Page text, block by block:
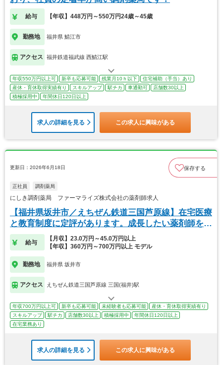
給与 【年収】448万円～550万円24歳～45歳
勤務地 福井県 鯖江市
アクセス 福井鉄道福武線 西鯖江駅
年収550万円以上可 新卒も応募可能 残業月10ｈ以下
住宅補助（手当）あり
産休・育休取得実績有り
スキルアップ 駅チカ 車通勤可
店舗数30以上
積極採用中
年間休日120日以上
求人の詳細を見る この求人に興味がある
更新日：2026年6月18日 保存する
正社員 調剤薬局
にしき調剤薬局 ファーマライズ株式会社の薬剤師求人
【福井県坂井市／えちぜん鉄道三国芦原線】在宅医療
と教育制度に定評があります。成長したい薬剤師を募
集
給与
【月収】23.0万円～45.0万円以上
【年収】360万円～700万円以上 モデル
勤務地 福井県 坂井市
アクセス えちぜん鉄道三国芦原線 三国(福井)駅
年収700万円以上可 新卒も応募可能 未経験者も応募可能
産休・育休取得実績有り
スキルアップ
駅チカ 店舗数30以上 積極採用中
年間休日120日以上
在宅業務あり
求人の詳細を見る この求人に興味がある